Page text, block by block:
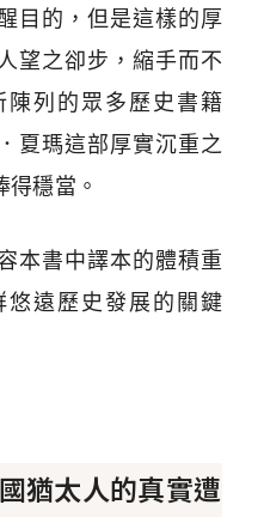
目的，但是這樣的厚
望之卻步，縮手而不
列的眾多歷史書籍
夏瑪這部厚實沉重之
穩當。
本書中譯本的體積重
遠歷史發展的關鍵
猶太人的真實遭